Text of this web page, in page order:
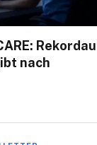
nach